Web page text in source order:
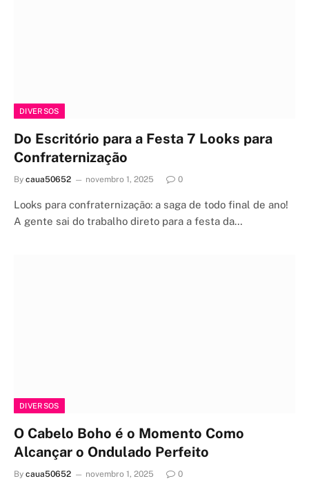
DIVERSOS
Do Escritório para a Festa 7 Looks para
Confraternização
By caua50652 novembro 1, 2025 0
Looks para confraternização: a saga de todo final de ano!
A gente sai do trabalho direto para a festa da…
DIVERSOS
O Cabelo Boho é o Momento Como
Alcançar o Ondulado Perfeito
By caua50652 novembro 1, 2025 0